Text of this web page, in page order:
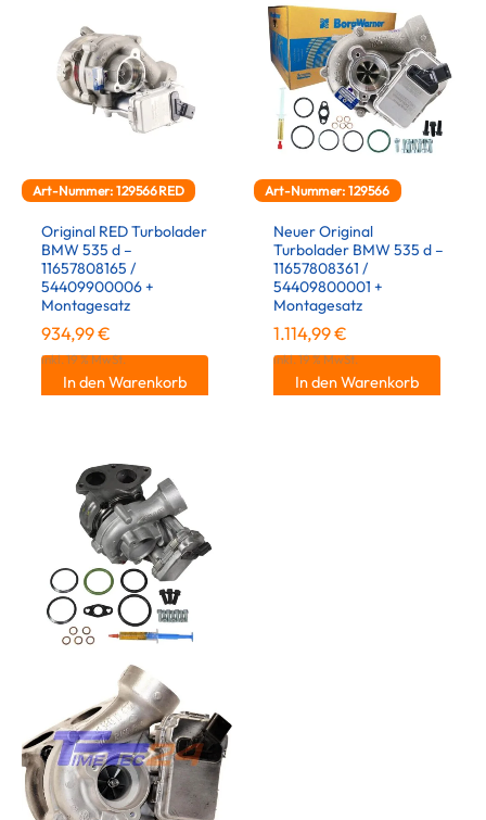
Art-Nummer: 129566RED
Original RED Turbolader
BMW 535 d –
11657808165 /
54409900006 +
Montagesatz
934,99€
inkl. 19 % MwSt.
In den Warenkorb
Art-Nummer: 129566
Neuer Original
Turbolader BMW 535 d –
11657808361 /
54409800001 +
Montagesatz
1.114,99€
inkl. 19 % MwSt.
In den Warenkorb